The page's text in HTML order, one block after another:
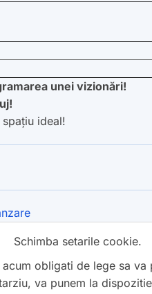
unei vizionări!
ideal!
Schimba setarile cookie.
obligati de lege sa
va punem la